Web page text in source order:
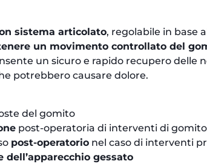
sistema articolato, regolabile in base
un movimento controllato del
un sicuro e rapido recupero delle
potrebbero causare dolore.
del gomito
post-operatoria di interventi di gomito
post-operatorio nel caso di interventi
dell’apparecchio gessato